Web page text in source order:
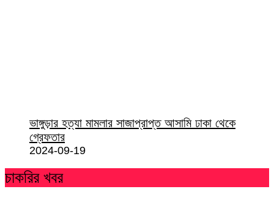
ভাঙ্গুড়ার হত্যা মামলার সাজাপ্রাপ্ত আসামি ঢাকা থেকে
গ্রেফতার
2024-09-19
চাকরির খবর